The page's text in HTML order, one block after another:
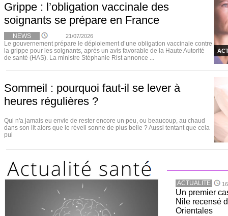
Grippe : l’obligation vaccinale des
soignants se prépare en France
NEWS 21/07/2026
Le gouvernement prépare le déploiement d’une obligation vaccinale contre
la grippe pour les soignants, après un avis favorable de la Haute Autorité
de santé (HAS). La ministre Stéphanie Rist annonce ...
Sommeil : pourquoi faut-il se lever à
heures régulières ?
Qui n'a jamais eu envie de rester encore un peu, ou beaucoup, au chaud
dans son lit alors que le réveil sonne de plus belle ? Aussi tentant que cela
pui
ACTUALITE
Un premier
Nile recensé
Orientales